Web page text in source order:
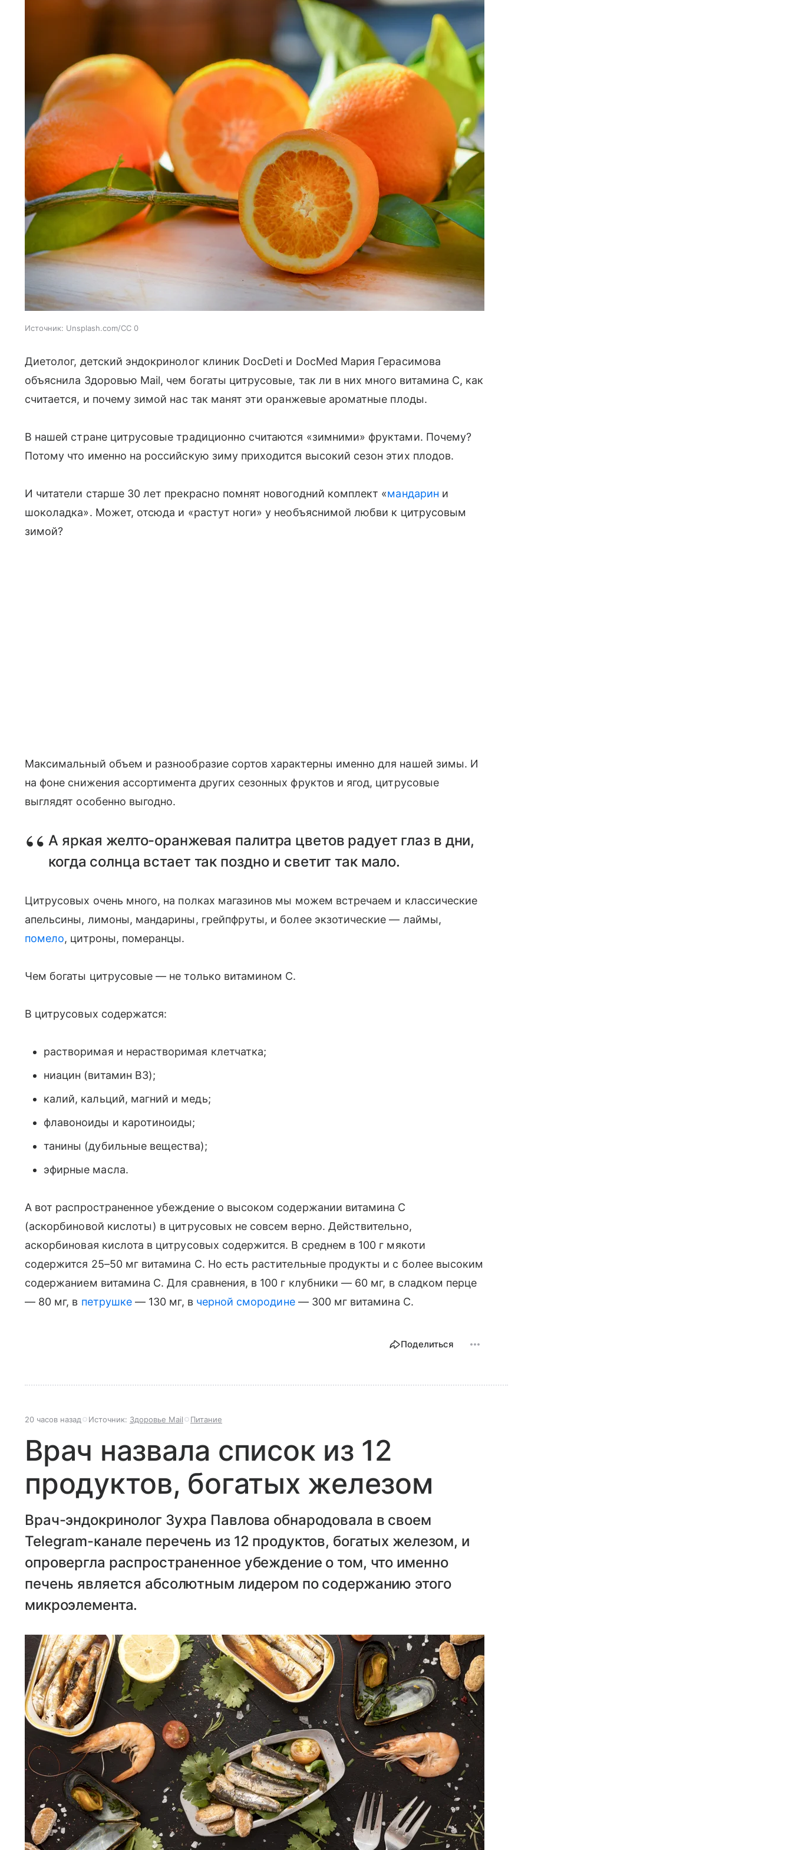
Источник: Unsplash.com/CC 0
Диетолог, детский эндокринолог клиник DocDeti и DocMed Мария Герасимова
объяснила Здоровью Mail, чем богаты цитрусовые, так ли в них много витамина С, как
считается, и почему зимой нас так манят эти оранжевые ароматные плоды.
В нашей стране цитрусовые традиционно считаются «зимними» фруктами. Почему?
Потому что именно на российскую зиму приходится высокий сезон этих плодов.
И читатели старше 30 лет прекрасно помнят новогодний комплект «мандарин и
шоколадка». Может, отсюда и «растут ноги» у необъяснимой любви к цитрусовым
зимой?
Максимальный объем и разнообразие сортов характерны именно для нашей зимы. И
на фоне снижения ассортимента других сезонных фруктов и ягод, цитрусовые
выглядят особенно выгодно.
А яркая желто-оранжевая палитра цветов радует глаз в дни,
когда солнца встает так поздно и светит так мало.
Цитрусовых очень много, на полках магазинов мы можем встречаем и классические
апельсины, лимоны, мандарины, грейпфруты, и более экзотические — лаймы,
помело, цитроны, померанцы.
Чем богаты цитрусовые — не только витамином С.
В цитрусовых содержатся:
растворимая и нерастворимая клетчатка;
ниацин (витамин В3);
калий, кальций, магний и медь;
флавоноиды и каротиноиды;
танины (дубильные вещества);
эфирные масла.
А вот распространенное убеждение о высоком содержании витамина С
(аскорбиновой кислоты) в цитрусовых не совсем верно. Действительно,
аскорбиновая кислота в цитрусовых содержится. В среднем в 100 г мякоти
содержится 25–50 мг витамина С. Но есть растительные продукты и с более высоким
содержанием витамина С. Для сравнения, в 100 г клубники — 60 мг, в сладком перце
— 80 мг, в петрушке — 130 мг, в черной смородине— 300 мг витамина С.
Поделиться
20 часов назад Источник: Здоровье Mail Питание
Врач назвала список из 12
продуктов, богатых железом
Врач-эндокринолог Зухра Павлова обнародовала в своем
Telegram-канале перечень из 12 продуктов, богатых железом, и
опровергла распространенное убеждение о том, что именно
печень является абсолютным лидером по содержанию этого
микроэлемента.